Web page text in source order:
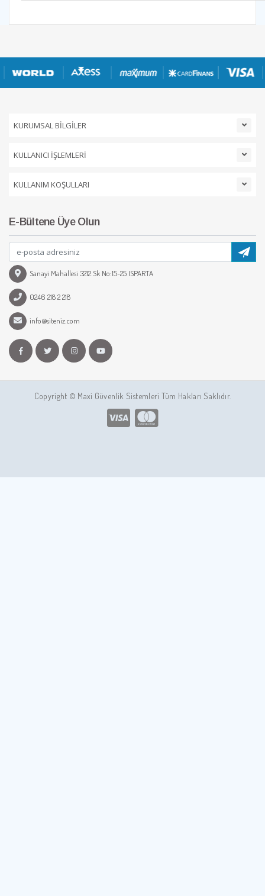
KURUMSAL BİLGİLER
KULLANICI İŞLEMLERİ
KULLANIM KOŞULLARI
E-Bültene Üye Olun
Sanayi Mahallesi 3212 Sk No:15-25 ISPARTA
0246 218 2 218
info@siteniz.com
Copyright © Maxi Güvenlik Sistemleri Tüm Hakları Saklıdır.